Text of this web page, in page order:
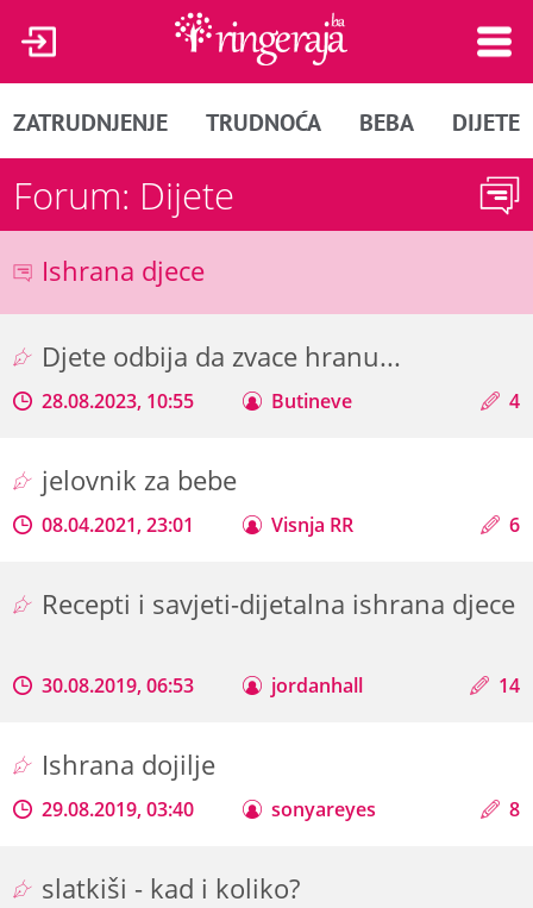
ZATRUDNJENJE TRUDNOĆA BEBA DIJETE
Forum: Dijete
Ishrana djece
Djete odbija da zvace hranu...
28.08.2023, 10:55 Butineve 4
jelovnik za bebe
08.04.2021, 23:01 Visnja RR 6
Recepti i savjeti-dijetalna ishrana djece
30.08.2019, 06:53 jordanhall 14
Ishrana dojilje
29.08.2019, 03:40 sonyareyes 8
slatkiši - kad i koliko?